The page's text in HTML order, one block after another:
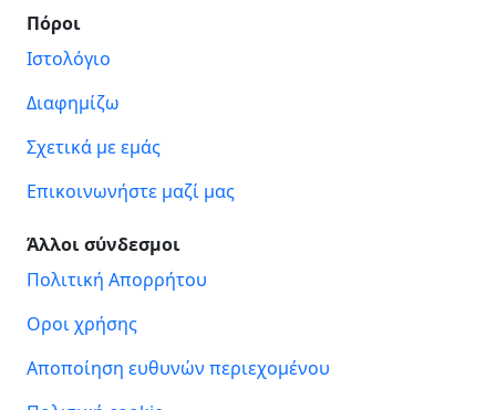
Πόροι
Ιστολόγιο
Διαφημίζω
Σχετικά με εμάς
Επικοινωνήστε μαζί μας
Άλλοι σύνδεσμοι
Πολιτική Απορρήτου
Οροι χρήσης
Αποποίηση ευθυνών περιεχομένου